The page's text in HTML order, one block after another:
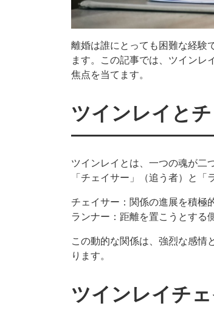
離婚は誰にとっても困難な経験
ます。この記事では、ツインレ
焦点を当てます。
ツインレイと
ツインレイとは、一つの魂が二
「チェイサー」（追う者）と「
チェイサー：関係の進展を積極
ランナー：距離を置こうとする
この動的な関係は、強烈な感情
ります。
ツインレイチ